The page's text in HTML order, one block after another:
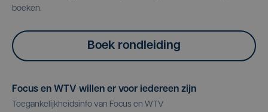
boeken.
Boek rondleiding
Focus en WTV willen er voor iedereen zijn
Toegankelijkheidsinfo van Focus en WTV